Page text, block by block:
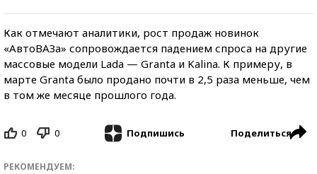
Как отмечают аналитики, рост продаж новинок
«АвтоВАЗа» сопровождается падением спроса на другие
массовые модели Lada — Granta и Kalina. К примеру, в
марте Granta было продано почти в 2,5 раза меньше, чем
в том же месяце прошлого года.
0 0 Подпишись Поделиться
РЕКОМЕНДУЕМ: